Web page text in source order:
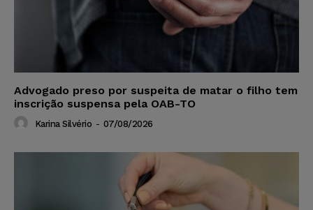
Advogado preso por suspeita de matar o filho tem
inscrição suspensa pela OAB-TO
Karina Silvério - 07/08/2026